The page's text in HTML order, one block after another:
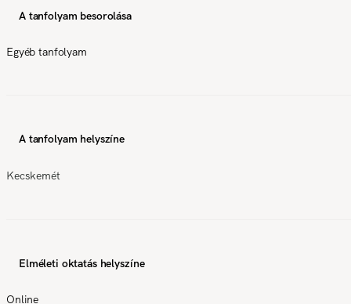
A tanfolyam besorolása
Egyéb tanfolyam
A tanfolyam helyszíne
Kecskemét
Elméleti oktatás helyszíne
Online